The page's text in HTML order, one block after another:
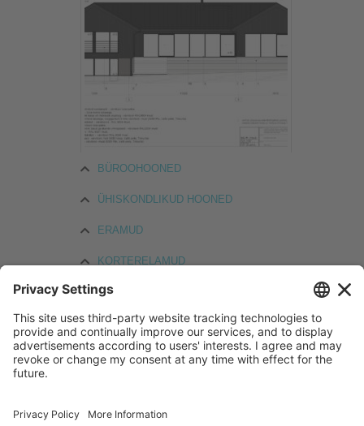
BÜROOHOONED
ÜHISKONDLIKUD HOONED
ERAMUD
KORTERELAMUD
TÖÖSTUSHOONED
MUINSUSKAITSE OBJEKTID
DETAILPLANEERINGUD